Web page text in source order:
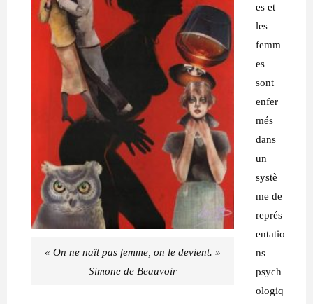
« On ne naît pas femme, on le devient. »
Simone de Beauvoir
es et
les
femm
es
sont
enfer
més
dans
un
systè
me de
représ
entatio
ns
psych
ologiq